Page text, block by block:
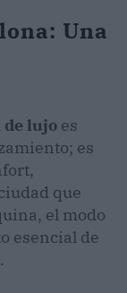
Una
lujo es
es
que
el modo
esencial de